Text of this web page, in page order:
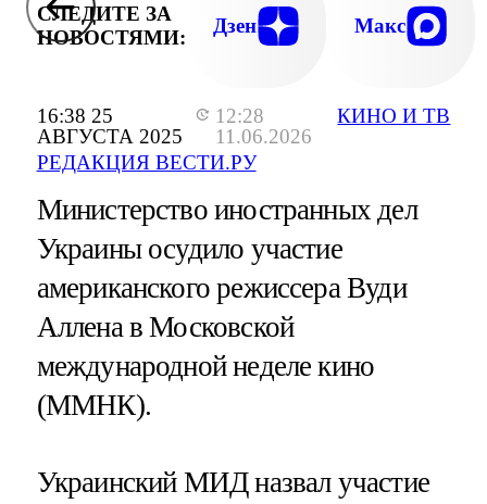
16:38 25
АВГУСТА 2025
12:28
11.06.2026
РЕДАКЦИЯ ВЕСТИ.РУ
КИНО И ТВ
СЛЕДИТЕ ЗА
НОВОСТЯМИ:
Дзен Макс
Министерство иностранных дел
Украины осудило участие
американского режиссера Вуди
Аллена в Московской
международной неделе кино
(ММНК).
Украинский МИД назвал участие